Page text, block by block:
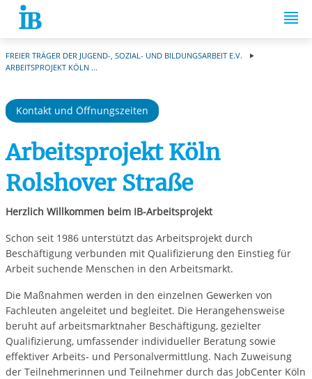
Springe zum Inhalt
FREIER TRÄGER DER JUGEND-, SOZIAL- UND BILDUNGSARBEIT E.V.
ARBEITSPROJEKT KÖLN ...
Kontakt und Öffnungszeiten
Arbeitsprojekt Köln
Rolshover Straße
Herzlich Willkommen beim IB-Arbeitsprojekt
Schon seit 1986 unterstützt das Arbeitsprojekt durch
Beschäftigung verbunden mit Qualifizierung den Einstieg für
Arbeit suchende Menschen in den Arbeitsmarkt.
Die Maßnahmen werden in den einzelnen Gewerken von
Fachleuten angeleitet und begleitet. Die Herangehensweise
beruht auf arbeitsmarktnaher Beschäftigung, gezielter
Qualifizierung, umfassender individueller Beratung sowie
effektiver Arbeits- und Personalvermittlung. Nach Zuweisung
der Teilnehmerinnen und Teilnehmer durch das JobCenter Köln